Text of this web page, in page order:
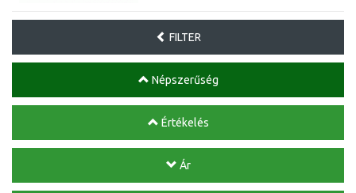
FILTER
Népszerűség
Értékelés
Ár